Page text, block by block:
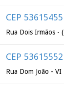
CEP 53615455
Rua Dois Irmãos -
CEP 53615552
Rua Dom João -